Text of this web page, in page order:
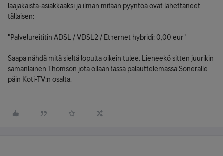
laajakaista-asiakkaaksi ja ilman mitään pyyntöä ovat lähettäneet
tällaisen:
"Palvelureititin ADSL / VDSL2 / Ethernet hybridi: 0,00 eur"
Saapa nähdä mitä sieltä lopulta oikein tulee. Lieneekö sitten juurikin
samanlainen Thomson jota ollaan tässä palauttelemassa Soneralle
päin Koti-TV:n osalta.